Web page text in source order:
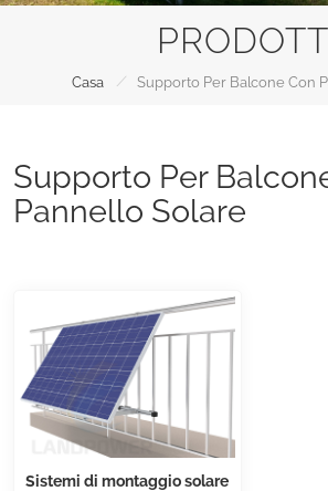
Casa / Supporto Per Balcone Con
Supporto Per
Pannello Solare
Sistemi di montaggio solare